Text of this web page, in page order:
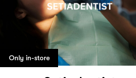
Only in-store